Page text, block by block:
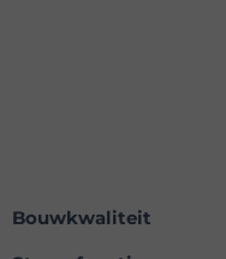
Bouwkwaliteit